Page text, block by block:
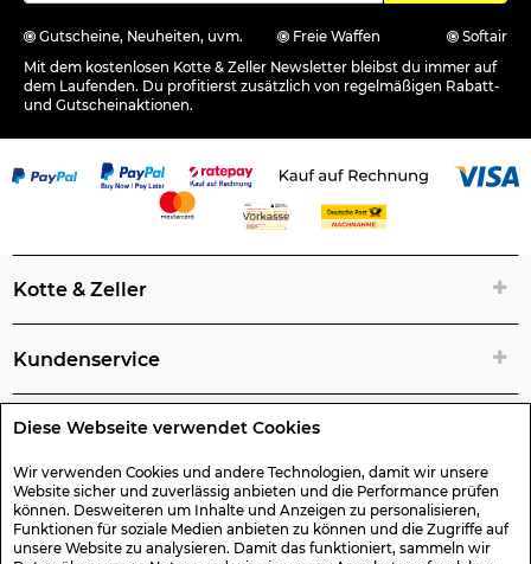
Diese Webseite verwendet Cookies
Wir verwenden Cookies und andere Technologien, damit wir unsere
Website sicher und zuverlässig anbieten und die Performance prüfen
können. Desweiteren um Inhalte und Anzeigen zu personalisieren,
Funktionen für soziale Medien anbieten zu können und die Zugriffe auf
unsere Website zu analysieren. Damit das funktioniert, sammeln wir
Gutscheine, Neuheiten, uvm. Freie Waffen
Softair
Mit dem kostenlosen Kotte & Zeller Newsletter bleibst du immer auf
dem Laufenden. Du profitierst zusätzlich von regelmäßigen Rabatt-
und Gutscheinaktionen.
Kotte & Zeller
Kundenservice
Rechtliche Artikelinfos
Geschenk-Gutscheine